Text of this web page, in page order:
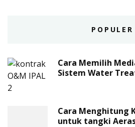
POPULER
Cara Memilih
Sistem Water
Cara Menghitung
untuk tangki